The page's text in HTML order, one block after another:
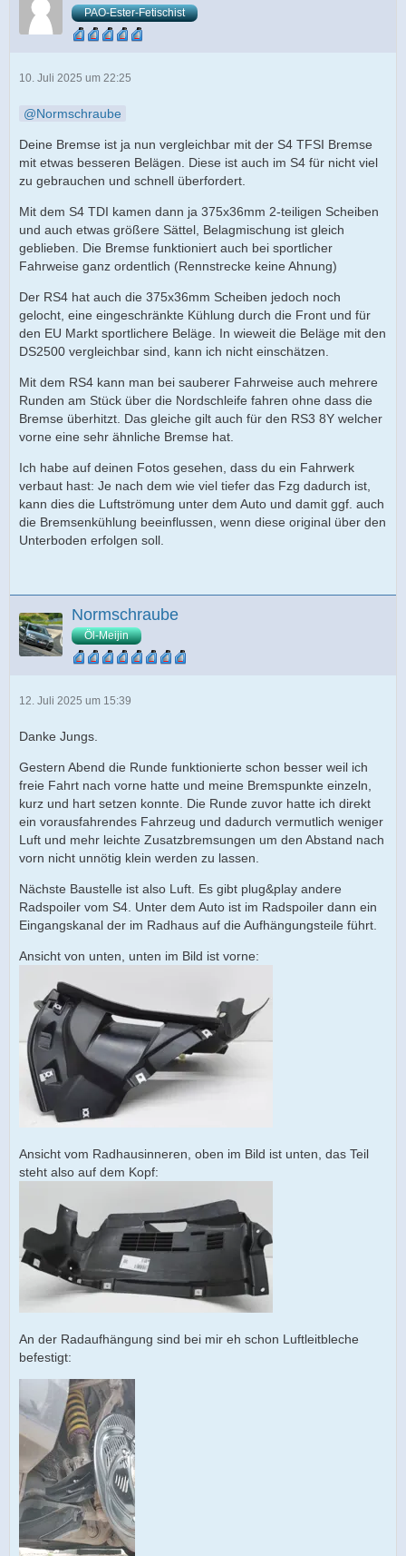
PAO-Ester-Fetischist
10. Juli 2025 um 22:25
Normschraube
Deine Bremse ist ja nun vergleichbar mit der S4 TFSI Bremse
mit etwas besseren Belägen. Diese ist auch im S4 für nicht viel
zu gebrauchen und schnell überfordert.
Mit dem S4 TDI kamen dann ja 375x36mm 2-teiligen Scheiben
und auch etwas größere Sättel, Belagmischung ist gleich
geblieben. Die Bremse funktioniert auch bei sportlicher
Fahrweise ganz ordentlich (Rennstrecke keine Ahnung)
Der RS4 hat auch die 375x36mm Scheiben jedoch noch
gelocht, eine eingeschränkte Kühlung durch die Front und für
den EU Markt sportlichere Beläge. In wieweit die Beläge mit den
DS2500 vergleichbar sind, kann ich nicht einschätzen.
Mit dem RS4 kann man bei sauberer Fahrweise auch mehrere
Runden am Stück über die Nordschleife fahren ohne dass die
Bremse überhitzt. Das gleiche gilt auch für den RS3 8Y welcher
vorne eine sehr ähnliche Bremse hat.
Ich habe auf deinen Fotos gesehen, dass du ein Fahrwerk
verbaut hast: Je nach dem wie viel tiefer das Fzg dadurch ist,
kann dies die Luftströmung unter dem Auto und damit ggf. auch
die Bremsenkühlung beeinflussen, wenn diese original über den
Unterboden erfolgen soll.
Normschraube
Öl-Meijin
12. Juli 2025 um 15:39
Danke Jungs.
Gestern Abend die Runde funktionierte schon besser weil ich
freie Fahrt nach vorne hatte und meine Bremspunkte einzeln,
kurz und hart setzen konnte. Die Runde zuvor hatte ich direkt
ein vorausfahrendes Fahrzeug und dadurch vermutlich weniger
Luft und mehr leichte Zusatzbremsungen um den Abstand nach
vorn nicht unnötig klein werden zu lassen.
Nächste Baustelle ist also Luft. Es gibt plug&play andere
Radspoiler vom S4. Unter dem Auto ist im Radspoiler dann ein
Eingangskanal der im Radhaus auf die Aufhängungsteile führt.
Ansicht von unten, unten im Bild ist vorne:
Ansicht vom Radhausinneren, oben im Bild ist unten, das Teil
steht also auf dem Kopf:
An der Radaufhängung sind bei mir eh schon Luftleitbleche
befestigt: